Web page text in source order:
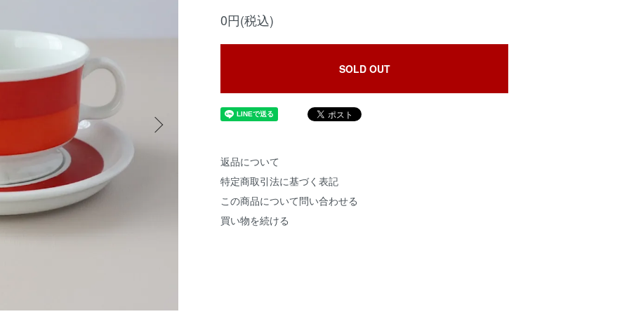
0円(税込)
SOLD OUT
返品について
特定商取引法に基づく表記
この商品について問い合わせる
買い物を続ける